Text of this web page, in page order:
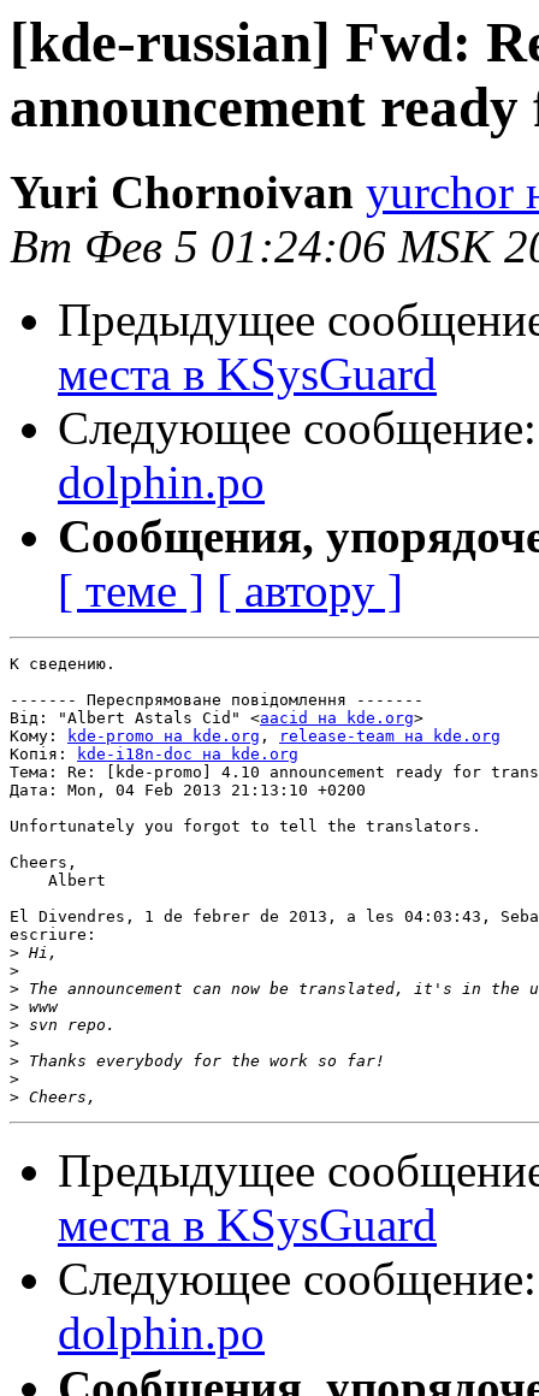
[kde-russian] Fwd:
announcement
Yuri Chornoivan yurchor
Вт Фев 5 01:24:06 MSK
Предыдущее
места в KSysGuard
Следующее
dolphin.po
Сообщения,
[ теме ] [ автору ]
К сведению.
------- Переспрямоване повідомлення -------
Від: "Albert Astals Cid" <aacid на kde.org>
Кому:
kde-promo на kde.org ,
release-team на kde.org
Копія:
kde-i18n-doc на kde.org
Тема: Re: [kde-promo] 4.10 announcement ready for
Дата: Mon, 04 Feb 2013 21:13:10 +0200
Unfortunately you forgot to tell the translators.
Cheers,
    Albert
El Divendres, 1 de febrer de 2013, a les 04:03:43,
escriure:
>
>
>
>
>
>
>
>
>
Предыдущее
места в KSysGuard
Следующее
dolphin.po